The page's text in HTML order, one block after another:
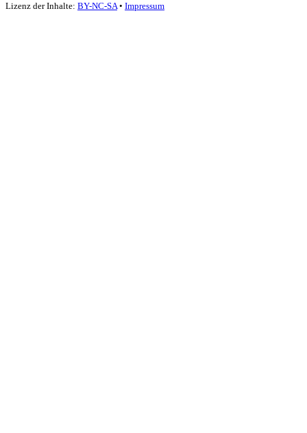
Lizenz der Inhalte: BY-NC-SA• Impressum